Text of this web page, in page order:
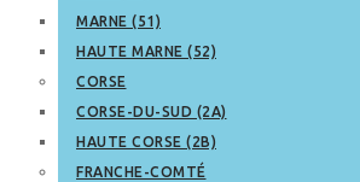
MARNE (51)
HAUTE MARNE (52)
CORSE
CORSE-DU-SUD (2A)
HAUTE CORSE (2B)
FRANCHE-COMTÉ